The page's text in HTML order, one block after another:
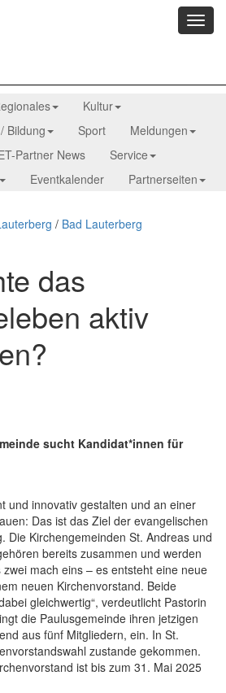
Menü
Kultur
Bildung
Sport
Meldungen
Partner News
Service
Eventkalender Partnerseiten
/ Bad Lauterberg
das
aktiv
sucht Kandidat*innen für
und innovativ gestalten und an einer
Das ist das Ziel der evangelischen
Die Kirchengemeinden St. Andreas und
bereits zusammen und werden
zwei mach eins – es entsteht eine neue
neuen Kirchenvorstand. Beide
gleichwertig“, verdeutlicht Pastorin
die Paulusgemeinde ihren jetzigen
aus fünf Mitgliedern, ein. In St.
zustande gekommen.
ist bis zum 31. Mai 2025